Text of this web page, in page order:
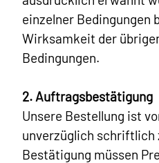
einzelner Bedingungen
Wirksamkeit der
Bedingungen.
2. Auftragsbestätigung
Unsere Bestellung ist
unverzüglich schriftlich
Bestätigung müssen